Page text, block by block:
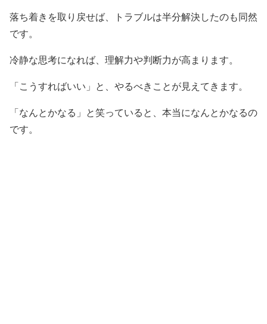
落ち着きを取り戻せば、トラブルは半分解決したのも同然
です。
冷静な思考になれば、理解力や判断力が高まります。
「こうすればいい」と、やるべきことが見えてきます。
「なんとかなる」と笑っていると、本当になんとかなるの
です。